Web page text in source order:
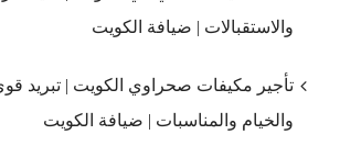
والاستقبالات | ضيافة الكويت
تأجير مكيفات صحراوي الكويت | تبريد
والخيام والمناسبات | ضيافة الكويت